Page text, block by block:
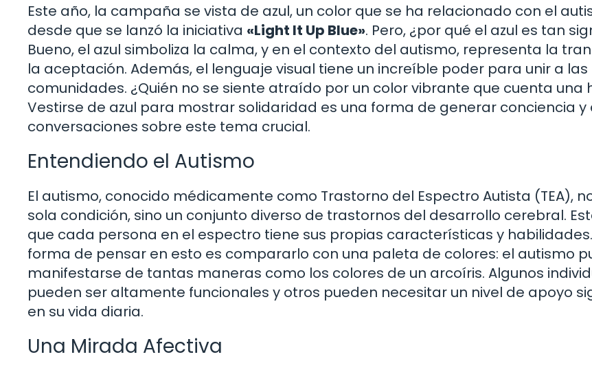
Este año, la campaña se vista de azul, un color que se ha relacionado con el
desde que se lanzó la iniciativa «Light It Up Blue». Pero, ¿por qué el azul es tan
Bueno, el azul simboliza la calma, y en el contexto del autismo, representa la
la aceptación. Además, el lenguaje visual tiene un increíble poder para unir a las
comunidades. ¿Quién no se siente atraído por un color vibrante que cuenta una
Vestirse de azul para mostrar solidaridad es una forma de generar conciencia y
conversaciones sobre este tema crucial.
Entendiendo el Autismo
El autismo, conocido médicamente como Trastorno del Espectro Autista (TEA),
sola condición, sino un conjunto diverso de trastornos del desarrollo cerebral.
que cada persona en el espectro tiene sus propias características y
forma de pensar en esto es compararlo con una paleta de colores: el autismo
manifestarse de tantas maneras como los colores de un arcoíris. Algunos
pueden ser altamente funcionales y otros pueden necesitar un nivel de apoyo
en su vida diaria.
Una Mirada Afectiva